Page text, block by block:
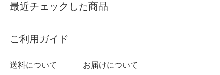
最近チェックした商品
ご利用ガイド
送料について お届けについて